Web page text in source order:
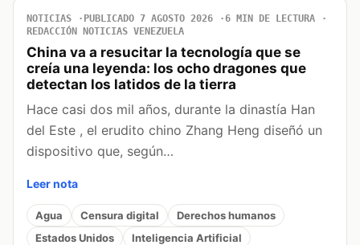
NOTICIAS PUBLICADO 7 AGOSTO 2026
6 MIN DE LECTURA
REDACCIÓN NOTICIAS VENEZUELA
China va a resucitar la tecnología que se
creía una leyenda: los ocho dragones que
detectan los latidos de la tierra
Hace casi dos mil años, durante la dinastía Han
del Este , el erudito chino Zhang Heng diseñó un
dispositivo que, según…
Leer nota
Agua Censura digital
Derechos humanos
Estados Unidos
Inteligencia Artificial